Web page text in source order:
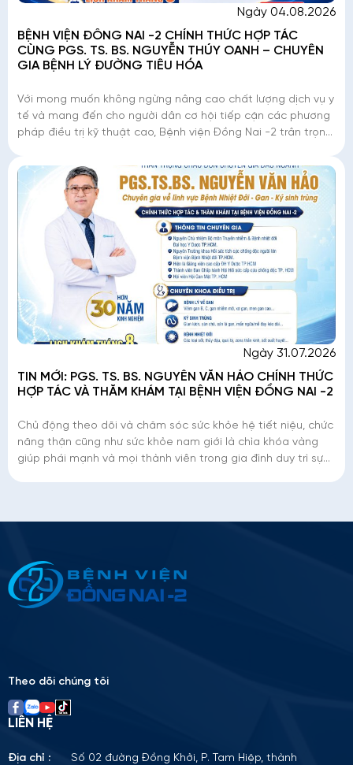
Ngày 04.08.2026
BỆNH VIỆN ĐỒNG NAI -2 CHÍNH THỨC HỢP TÁC
CÙNG PGS. TS. BS. NGUYỄN THÚY OANH – CHUYÊN
GIA BỆNH LÝ ĐƯỜNG TIÊU HÓA
Với mong muốn không ngừng nâng cao chất lượng dịch vụ y
tế và mang đến cho người dân cơ hội tiếp cận các phương
pháp điều trị kỹ thuật cao, Bệnh viện Đồng Nai -2 trân trọng
Ngày 31.07.2026
TIN MỚI: PGS. TS. BS. NGUYỄN VĂN HẢO CHÍNH THỨC
HỢP TÁC VÀ THĂM KHÁM TẠI BỆNH VIỆN ĐỒNG NAI -2
Chủ động theo dõi và chăm sóc sức khỏe hệ tiết niệu, chức
năng thận cũng như sức khỏe nam giới là chìa khóa vàng
giúp phái mạnh và mọi thành viên trong gia đình duy trì sự
Please
Theo dõi chúng tôi
LIÊN HỆ
Địa chỉ : Số 02 đường Đồng Khởi, P. Tam Hiệp, thành